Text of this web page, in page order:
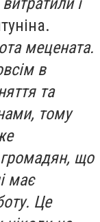
мецената.
в
та
тому
громадян, що
має
Це